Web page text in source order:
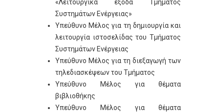
«Λειτουργικά έξοδα Τμήματος
Συστημάτων Ενέργειας»
Υπεύθυνο Μέλος για τη δημιουργία και
λειτουργία ιστοσελίδας του Τμήματος
Συστημάτων Ενέργειας
Υπεύθυνο Μέλος για τη διεξαγωγή των
τηλεδιασκέψεων του Τμήματος
Υπεύθυνο Μέλος για θέματα
βιβλιοθήκης
Υπεύθυνο Μέλος για θέματα